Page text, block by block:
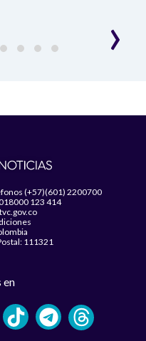
›
(+57)(601) 2200700
123 414
111321
en